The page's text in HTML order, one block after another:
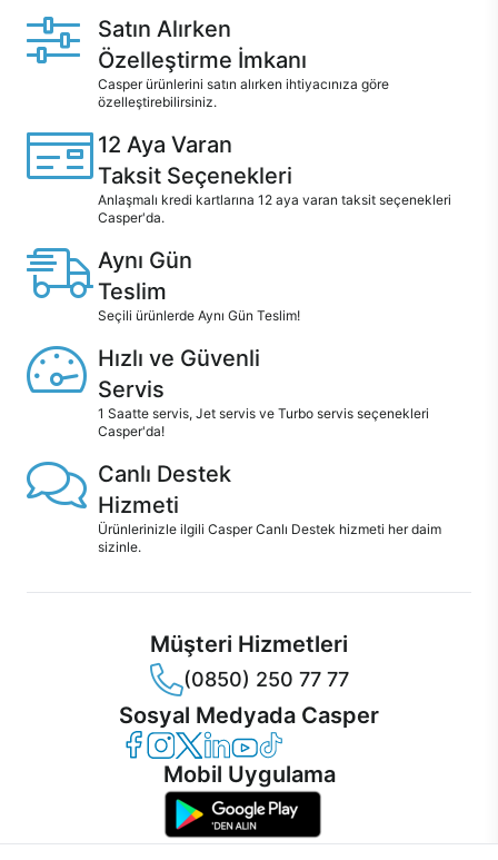
Satın Alırken
Özelleştirme İmkanı
Casper ürünlerini satın alırken ihtiyacınıza göre
özelleştirebilirsiniz.
12 Aya Varan
Taksit Seçenekleri
Anlaşmalı kredi kartlarına 12 aya varan taksit seçenekleri
Casper'da.
Aynı Gün
Teslim
Seçili ürünlerde Aynı Gün Teslim!
Hızlı ve Güvenli
Servis
1 Saatte servis, Jet servis ve Turbo servis seçenekleri
Casper'da!
Canlı Destek
Hizmeti
Ürünlerinizle ilgili Casper Canlı Destek hizmeti her daim
sizinle.
Müşteri Hizmetleri
(0850) 250 77 77
Sosyal Medyada Casper
Casper Facebook
Casper Instagram
Casper Twitter
Casper LinkedIn
Casper YouTube
Casper TikTok
Mobil Uygulama